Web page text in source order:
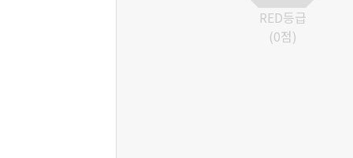
RED등급
(0점)